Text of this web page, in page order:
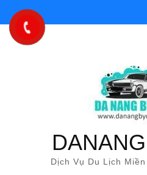
qua
Dịch Vụ Du Lịch